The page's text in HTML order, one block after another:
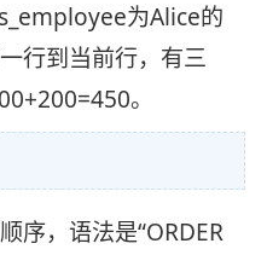
为Alice的
行到当前行，有三
。
序，语法是“ORDER